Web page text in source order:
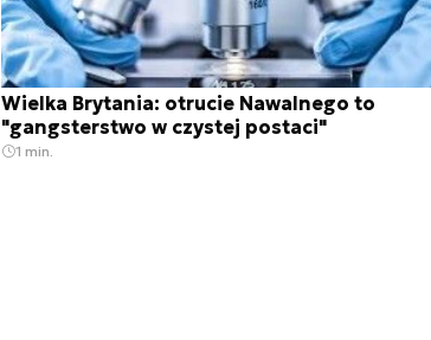
Wielka Brytania: otrucie Nawalnego to
"gangsterstwo w czystej postaci"
1 min.